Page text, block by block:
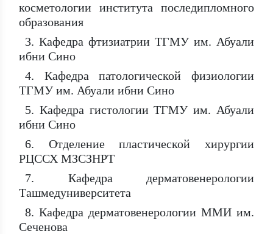
косметологии института последипломного
образования
3. Кафедра фтизиатрии ТГМУ им. Абуали
ибни Сино
4. Кафедра патологической физиологии
ТГМУ им. Абуали ибни Сино
5. Кафедра гистологии ТГМУ им. Абуали
ибни Сино
6. Отделение пластической хирургии
РЦССХ МЗСЗНРТ
7. Кафедра дерматовенерологии
Ташмедуниверситета
8. Кафедра дерматовенерологии ММИ им.
Сеченова